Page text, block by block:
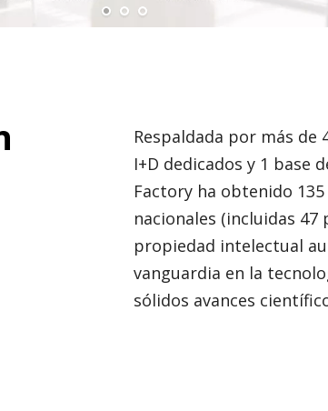
Respaldada por más de
I+D dedicados y 1 base
Factory ha obtenido
nacionales (incluidas 47
propiedad intelectual
vanguardia en la
sólidos avances